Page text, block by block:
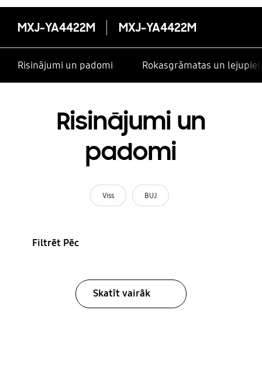
MXJ-YA4422M MXJ-YA4422M
Risinājumi un padomi Rokasgrāmatas un
Risinājumi un
padomi
Viss BUJ
Filtrēt Pēc
Skatīt vairāk